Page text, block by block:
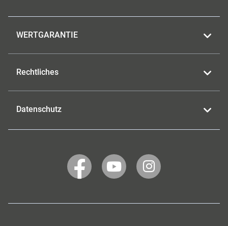
WERTGARANTIE
Rechtliches
Datenschutz
WERTGARANTIE
auf
WERTGARANTIE
auf
WERTGARANTIE
auf